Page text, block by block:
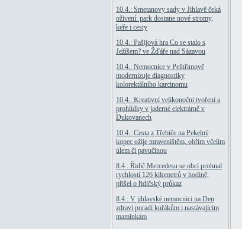
10.4.: Smetanovy sady v Jihlavě čeká
oživení: park dostane nové stromy,
keře i cesty
10.4.: Pašijová hra Co se stalo s
Ježíšem? ve Žďáře nad Sázavou
10.4.: Nemocnice v Pelhřimově
modernizuje diagnostiky
kolorektálního karcinomu
10.4.: Kreativní velikonoční tvoření a
prohlídky v jaderné elektrárně v
Dukovanech
10.4.: Cesta z Třebíče na Pekelný
kopec ožije mraveništěm, obřím včelím
úlem či pavučinou
8.4.: Řidič Mercedesu se obcí prohnal
rychlostí 126 kilometrů v hodině,
přišel o řidičský průkaz
8.4.: V jihlavské nemocnici na Den
zdraví poradí kuřákům i nastávajícím
maminkám